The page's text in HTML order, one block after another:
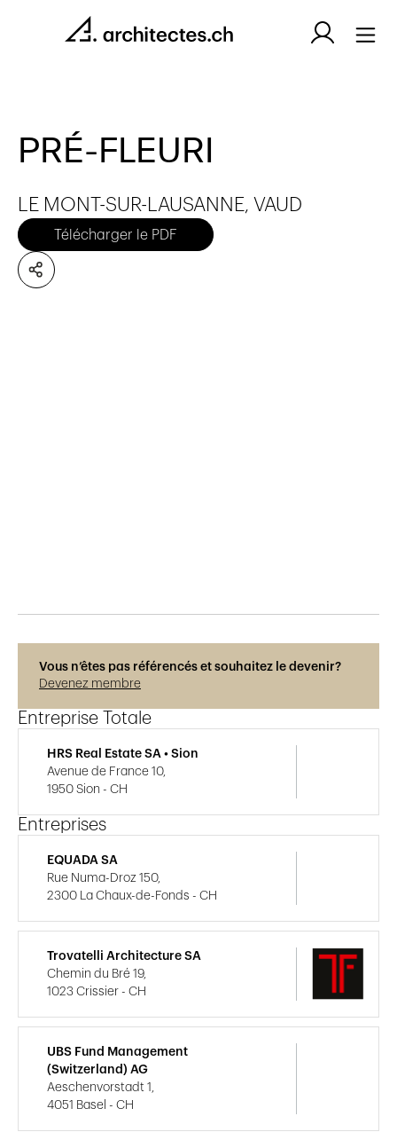
PRÉ-FLEURI
LE MONT-SUR-LAUSANNE, VAUD
Télécharger le PDF
Vous n’êtes pas référencés et souhaitez le devenir?
Devenez membre
Entreprise Totale
HRS Real Estate SA • Sion
Avenue de France 10,
1950 Sion - CH
Entreprises
EQUADA SA
Rue Numa-Droz 150,
2300 La Chaux-de-Fonds - CH
Trovatelli Architecture SA
Chemin du Bré 19,
1023 Crissier - CH
UBS Fund Management
(Switzerland) AG
Aeschenvorstadt 1,
4051 Basel - CH